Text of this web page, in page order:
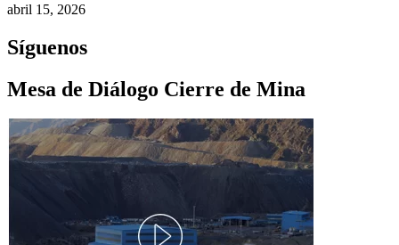
abril 15, 2026
Síguenos
Mesa de Diálogo Cierre de Mina